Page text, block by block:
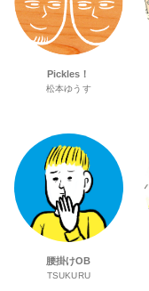
Pickles！
松本ゆうす
腰掛けOB
TSUKURU